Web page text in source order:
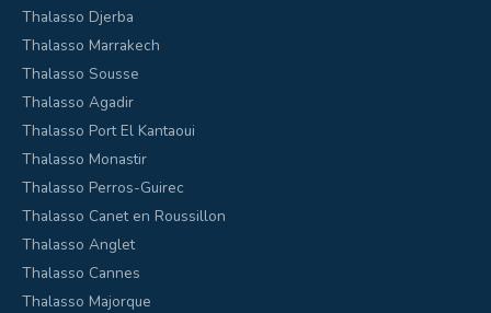
Thalasso Djerba
Thalasso Marrakech
Thalasso Sousse
Thalasso Agadir
Thalasso Port El Kantaoui
Thalasso Monastir
Thalasso Perros-Guirec
Thalasso Canet en Roussillon
Thalasso Anglet
Thalasso Cannes
Thalasso Majorque